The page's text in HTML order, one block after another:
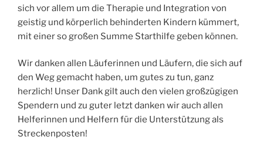
sich vor allem um die Therapie und Integration von
geistig und körperlich behinderten Kindern kümmert,
mit einer so großen Summe Starthilfe geben können.
Wir danken allen Läuferinnen und Läufern, die sich auf
den Weg gemacht haben, um gutes zu tun, ganz
herzlich! Unser Dank gilt auch den vielen großzügigen
Spendern und zu guter letzt danken wir auch allen
Helferinnen und Helfern für die Unterstützung als
Streckenposten!